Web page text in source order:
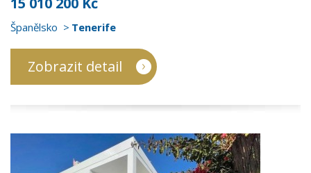
Španělsko Tenerife
Zobrazit detail